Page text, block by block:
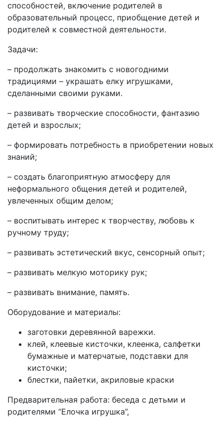
способностей, включение родителей в
образовательный процесс, приобщение детей и
родителей к совместной деятельности.
Задачи:
– продолжать знакомить с новогодними
традициями – украшать елку игрушками,
сделанными своими руками.
– развивать творческие способности, фантазию
детей и взрослых;
– формировать потребность в приобретении новых
знаний;
– создать благоприятную атмосферу для
неформального общения детей и родителей,
увлеченных общим делом;
– воспитывать интерес к творчеству, любовь к
ручному труду;
– развивать эстетический вкус, сенсорный опыт;
– развивать мелкую моторику рук;
– развивать внимание, память.
Оборудование и материалы:
заготовки деревянной варежки.
клей, клеевые кисточки, клеенка, салфетки
бумажные и матерчатые, подставки для
кисточки;
блестки, пайетки, акриловые краски
Предварительная работа: беседа с детьми и
родителями “Елочка игрушка”,